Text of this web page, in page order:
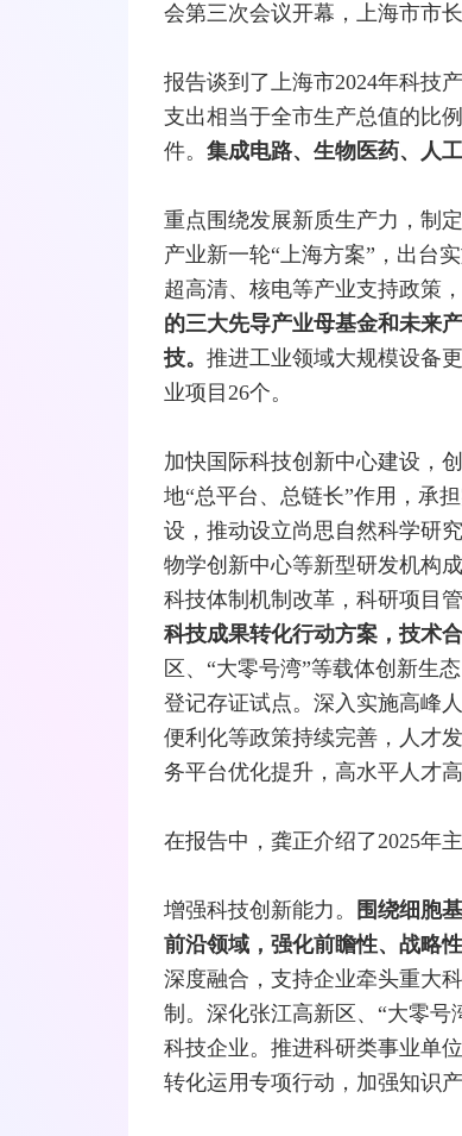
会第三次会议开幕，上海市市
报告谈到了上海市2024年科技
支出相当于全市生产总值的比
件。 集成电路、生物医药、人
重点围绕发展新质生产力，制
产业新一轮“上海方案”，出台
超高清、核电等产业支持政策
的三大先导产业母基金和未来
技。 推进工业领域大规模设备
业项目26个。
加快国际科技创新中心建设，
地“总平台、总链长”作用，承
设，推动设立尚思自然科学研
物学创新中心等新型研发机构
科技体制机制改革，科研项目
科技成果转化行动方案，技术
区、“大零号湾”等载体创新生
登记存证试点。深入实施高峰
便利化等政策持续完善，人才
务平台优化提升，高水平人才
在报告中，龚正介绍了2025年
增强科技创新能力。 围绕细胞
前沿领域，强化前瞻性、战略
深度融合 ，支持企业牵头重大
制。深化张江高新区、“大零号
科技企业。推进科研类事业单
转化运用专项行动，加强知识